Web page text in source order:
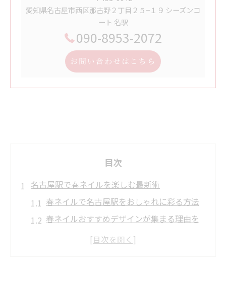
愛知県名古屋市西区那古野２丁目２５−１９ シーズンコ
ート 名駅
090-8953-2072
お問い合わせはこちら
目次
名古屋駅で春ネイルを楽しむ最新術
春ネイルで名古屋駅をおしゃれに彩る方法
春ネイルおすすめデザインが集まる理由を